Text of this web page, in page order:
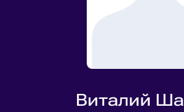
Виталий